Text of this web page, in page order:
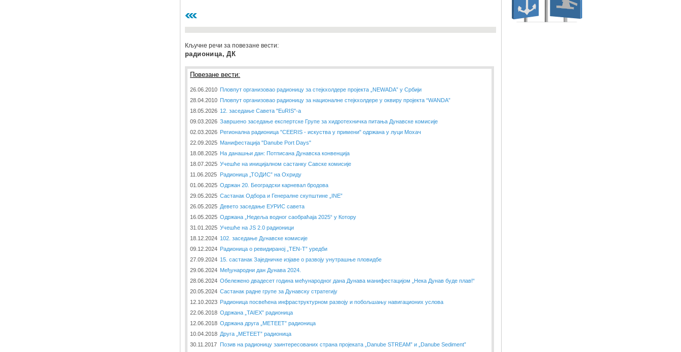
Кључне речи за повезане вести:
радионица, ДК
Повезане вести:
26.06.2010 Пловпут организовао радионицу за стејкхолдере пројекта „NEWADA” у Србији
28.04.2010 Пловпут организовао радионицу за националне стејкхолдере у оквиру пројекта “WANDA”
18.05.2026 12. заседање Савета "EuRIS"-a
09.03.2026 Завршено заседање експертске Групе за хидротехничка питања Дунавске комисије
02.03.2026 Регионална радионица "CEERIS - искуства у примени" одржана у луци Мохач
22.09.2025 Манифестација "Danube Port Days"
18.08.2025 На данашњи дан: Потписана Дунавска конвенција
18.07.2025 Учешће на иницијалном састанку Савске комисије
11.06.2025 Радионица „ТОДИС” на Охриду
01.06.2025 Одржан 20. Београдски карневал бродова
29.05.2025 Састанак Одбора и Генералне скупштине „INE”
26.05.2025 Девето заседање ЕУРИС савета
16.05.2025 Одржана „Недеља водног саобраћаја 2025“ у Котору
31.01.2025 Учешће на JS 2.0 радионици
18.12.2024 102. заседање Дунавске комисије
09.12.2024 Радионица о ревидираној „TEN-T” уредби
27.09.2024 15. састанак Заједничке изјаве о развоју унутрашње пловидбе
29.06.2024 Међународни дан Дунава 2024.
28.06.2024 Обележено двадесет година мећународног дана Дунава манифестацијом „Нека Дунав буде плав!“
20.05.2024 Састанак радне групе за Дунавску стратегију
12.10.2023 Радионица посвећена инфраструктурном развоју и побољшању навигационих услова
22.06.2018 Одржана „TAIEX” радионица
12.06.2018 Одржана друга „METEET” радионица
10.04.2018 Друга „METEET” радионица
30.11.2017 Позив на радионицу заинтересованих страна пројеката „Danube STREAM” и „Danube Sediment”